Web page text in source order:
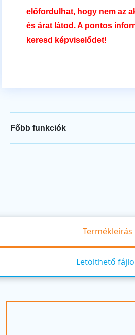
előfordulhat, hogy nem az
és árat látod. A pontos
keresd képviselődet!
Főbb funkciók
Termékleírás
Letölthető